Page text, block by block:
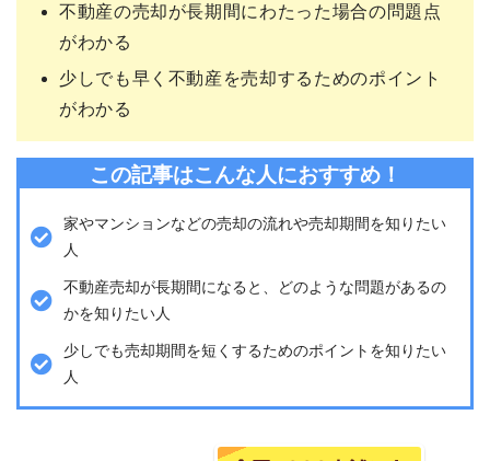
不動産の売却が長期間にわたった場合の問題点
がわかる
少しでも早く不動産を売却するためのポイント
がわかる
この記事はこんな人におすすめ！
家やマンションなどの売却の流れや売却期間を知りたい
人
不動産売却が長期間になると、どのような問題があるの
かを知りたい人
少しでも売却期間を短くするためのポイントを知りたい
人